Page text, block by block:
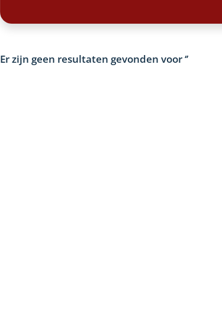
Er zijn geen resultaten gevonden voor‘’